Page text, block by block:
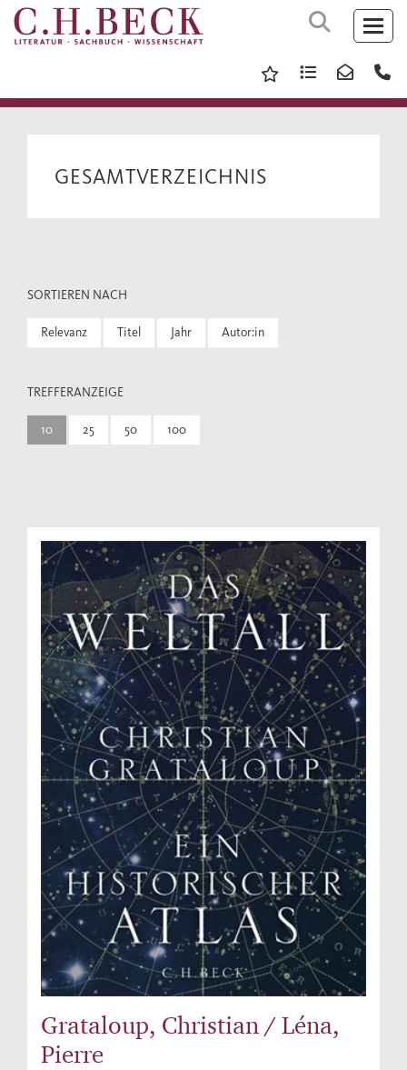
GESAMTVERZEICHNIS
SORTIEREN NACH
Relevanz Titel Jahr Autor:in
TREFFERANZEIGE
10 25 50 100
Grataloup, Christian / Léna,
Pierre